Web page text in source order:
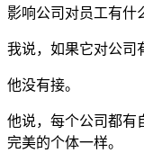
影响公司对员工有什
我说，如果它对公司
他没有接。
他说，每个公司都有
完美的个体一样。